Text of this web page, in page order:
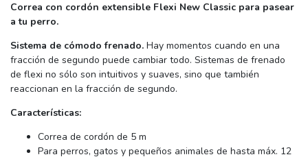
Correa con cordón extensible Flexi New Classic para pasear
a tu perro.
Sistema de cómodo frenado. Hay momentos cuando en una
fracción de segundo puede cambiar todo. Sistemas de frenado
de flexi no sólo son intuitivos y suaves, sino que también
reaccionan en la fracción de segundo.
Características:
Correa de cordón de 5 m
Para perros, gatos y pequeños animales de hasta máx. 12